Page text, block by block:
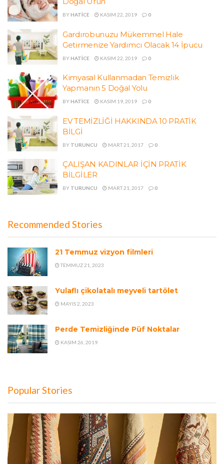
BY HATICE KASIM 22, 2019 0
Gardırobunuzu Mükemmel Hale
Getirmenize Yardımcı Olacak 14 İpucu
BY HATICE KASIM 22, 2019 0
Kimyasal Kullanmadan Temizlik
Yapmanın 5 Doğal Yolu
BY HATICE KASIM 19, 2019 0
EV TEMİZLİĞİ HAKKINDA 10 PRATİK
BİLGİ
BY TURUNCU MART 21, 2017 0
ÇALIŞAN KADINLAR İÇİN PRATİK
BİLGİLER
BY TURUNCU MART 21, 2017 0
Recommended Stories
21 Temmuz vizyon filmleri
TEMMUZ 21, 2023
Yulaflı çikolatalı meyveli tartölet
MAYIS 2, 2023
Perde Temizliğinde Püf Noktalar
KASIM 26, 2019
Popular Stories